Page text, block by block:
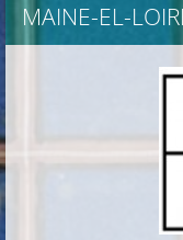
MAINE-EL-